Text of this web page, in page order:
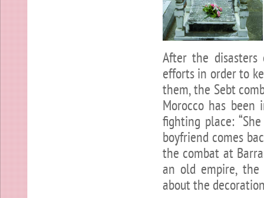
After the
efforts in order to
them, the Sebt
Morocco has
fighting place:
boyfriend comes
the combat at
an old empire, the
about the